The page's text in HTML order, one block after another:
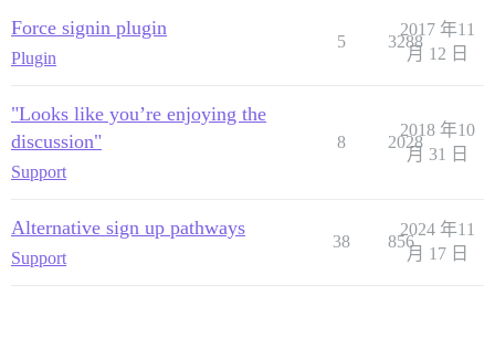
Force signin plugin
Plugin
5 3288
2017 年11
月 12 日
"Looks like you’re enjoying the
discussion"
Support
8 2028
2018 年10
月 31 日
Alternative sign up pathways
Support
38 856
2024 年11
月 17 日